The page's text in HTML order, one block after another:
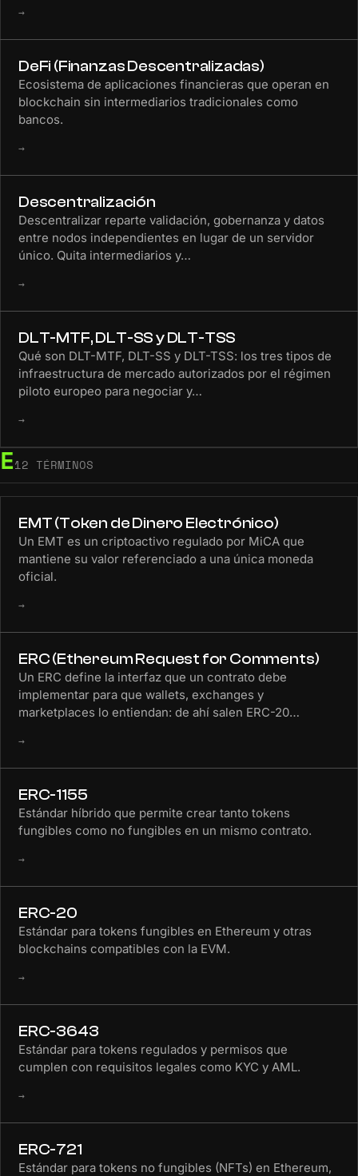
→
DeFi (Finanzas Descentralizadas)
Ecosistema de aplicaciones financieras que operan en
blockchain sin intermediarios tradicionales como
bancos.
→
Descentralización
Descentralizar reparte validación, gobernanza y datos
entre nodos independientes en lugar de un servidor
único. Quita intermediarios y…
→
DLT-MTF, DLT-SS y DLT-TSS
Qué son DLT-MTF, DLT-SS y DLT-TSS: los tres tipos de
infraestructura de mercado autorizados por el régimen
piloto europeo para negociar y…
→
E12 TÉRMINOS
EMT (Token de Dinero Electrónico)
Un EMT es un criptoactivo regulado por MiCA que
mantiene su valor referenciado a una única moneda
oficial.
→
ERC (Ethereum Request for Comments)
Un ERC define la interfaz que un contrato debe
implementar para que wallets, exchanges y
marketplaces lo entiendan: de ahí salen ERC-20…
→
ERC-1155
Estándar híbrido que permite crear tanto tokens
fungibles como no fungibles en un mismo contrato.
→
ERC-20
Estándar para tokens fungibles en Ethereum y otras
blockchains compatibles con la EVM.
→
ERC-3643
Estándar para tokens regulados y permisos que
cumplen con requisitos legales como KYC y AML.
→
ERC-721
Estándar para tokens no fungibles (NFTs) en Ethereum,